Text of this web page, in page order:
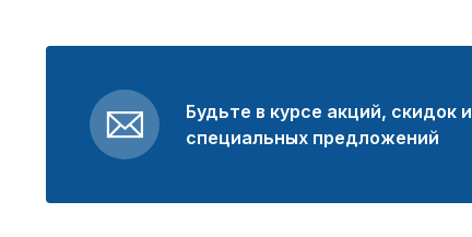
Будьте в курсе акций, скидок и
специальных предложений